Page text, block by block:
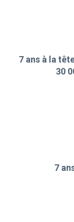
7 ans à la
30
7